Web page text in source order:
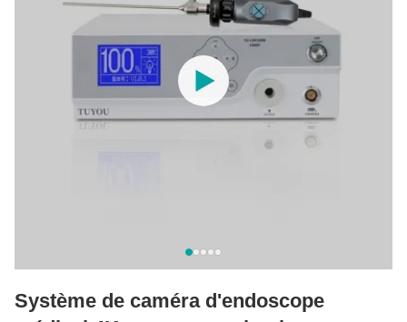
Système de caméra d'endoscope